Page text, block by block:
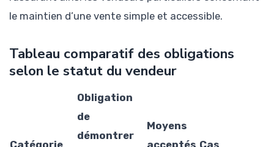
le maintien d’une vente simple et accessible.
Tableau comparatif des obligations
selon le statut du vendeur
Obligation
de
démontrer
Moyens